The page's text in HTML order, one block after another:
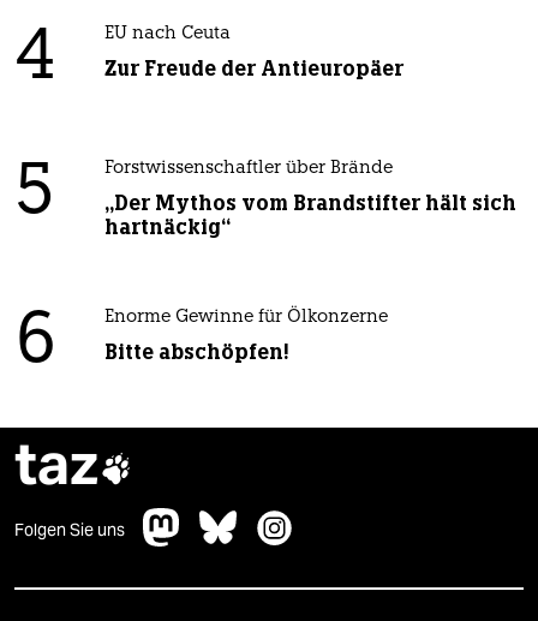
4 EU nach Ceuta
Zur Freude der Antieuropäer
5 Forstwissenschaftler über Brände
„Der Mythos vom Brandstifter hält sich
hartnäckig“
6 Enorme Gewinne für Ölkonzerne
Bitte abschöpfen!
taz
Folgen Sie uns